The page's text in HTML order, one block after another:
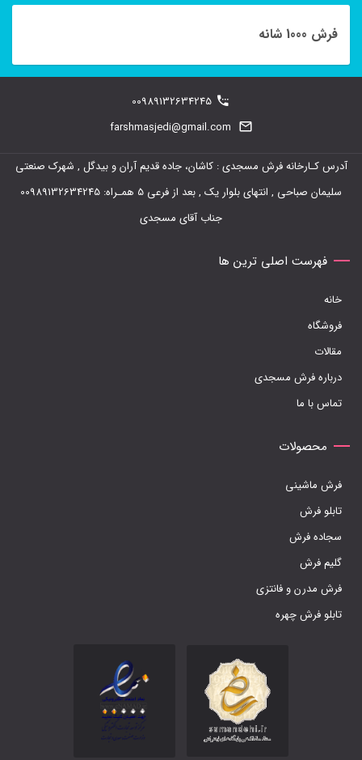
انواع
مختلفی
می
ممکن
است
محصول
انتخاب
شوند
فرش 1000 شانه
00989132634245
farshmasjedi@gmail.com
آدرس کـارخانه فرش مسجدی : کاشان، جاده قدیم آران و بیدگل , شهرک صنعتی
سلیمان صباحی , انتهای بلوار یک , بعد از فرعی 5 همـراه: 00989132634245
جناب آقای مسجدی
فهرست اصلی ترین ها
خانه
فروشگاه
مقالات
درباره فرش مسجدی
تماس با ما
محصولات
فرش ماشینی
تابلو فرش
سجاده فرش
گلیم فرش
فرش مدرن و فانتزی
تابلو فرش چهره